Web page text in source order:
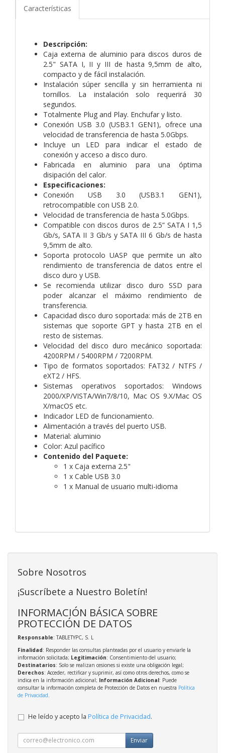
Características
Descripción:
Caja externa de aluminio para discos duros de
2.5" SATA I, II y III de hasta 9,5mm de alto,
compacto y de fácil instalación.
Instalación súper sencilla y sin herramienta ni
tornillos. La instalación solo requerirá 30
segundos.
Totalmente Plug and Play. Enchufar y listo.
Conexión USB 3.0 (USB3.1 GEN1), ofrece una
velocidad de transferencia de hasta 5.0Gbps.
Incluye un LED para indicar el estado de
conexión y acceso a disco duro.
Fabricada en aluminio para una óptima
disipación del calor.
Especificaciones:
Conexión USB 3.0 (USB3.1 GEN1),
retrocompatible con USB 2.0.
Velocidad de transferencia de hasta 5.0Gbps.
Compatible con discos duros de 2.5” SATA I 1,5
Gb/s, SATA II 3 Gb/s y SATA III 6 Gb/s de hasta
9,5mm de alto.
Soporta protocolo UASP que permite un alto
rendimiento de transferencia de datos entre el
disco duro y USB.
Se recomienda utilizar disco duro SSD para
poder alcanzar el máximo rendimiento de
transferencia.
Capacidad disco duro soportada: más de 2TB en
sistemas que soporte GPT y hasta 2TB en el
resto de sistemas.
Velocidad del disco duro mecánico soportada:
4200RPM / 5400RPM / 7200RPM.
Tipo de formatos soportados: FAT32 / NTFS /
eXT2 / HFS.
Sistemas operativos soportados: Windows
2000/XP/VISTA/Win7/8/10, Mac OS 9.X/Mac OS
X/macOS etc.
Indicador LED de funcionamiento.
Alimentación a través del puerto USB.
Material: aluminio
Color: Azul pacífico
Contenido del Paquete:
1 x Caja externa 2.5"
1 x Cable USB 3.0
1 x Manual de usuario multi-idioma
Sobre Nosotros
¡Suscríbete a Nuestro Boletín!
INFORMACIÓN BÁSICA SOBRE
PROTECCIÓN DE DATOS
Responsable: TABLETYPC, S. L
Finalidad: Responder las consultas planteadas por el usuario y enviarle la
información solicitada; Legitimación: Consentimiento del usuario;
Destinatarios: Solo se realizan cesiones si existe una obligación legal;
Derechos: Acceder, rectificar y suprimir, así como otros derechos, como se
indica en la información adicional; Información Adicional: Puede
consultar la información completa de Protección de Datos en nuestra Política
de Privacidad
He leído y acepto la Política de Privacidad.
Enviar